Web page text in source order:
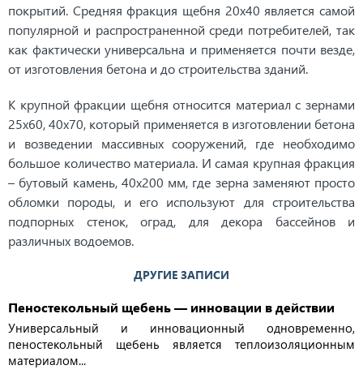
покрытий. Средняя фракция щебня 20х40 является самой
популярной и распространенной среди потребителей, так
как фактически универсальна и применяется почти везде,
от изготовления бетона и до строительства зданий.
К крупной фракции щебня относится материал с зернами
25х60, 40х70, который применяется в изготовлении бетона
и возведении массивных сооружений, где необходимо
большое количество материала. И самая крупная фракция
– бутовый камень, 40х200 мм, где зерна заменяют просто
обломки породы, и его используют для строительства
подпорных стенок, оград, для декора бассейнов и
различных водоемов.
ДРУГИЕ ЗАПИСИ
Пеностекольный щебень — инновации в действии
Универсальный и инновационный одновременно,
пеностекольный щебень является теплоизоляционным
материалом...